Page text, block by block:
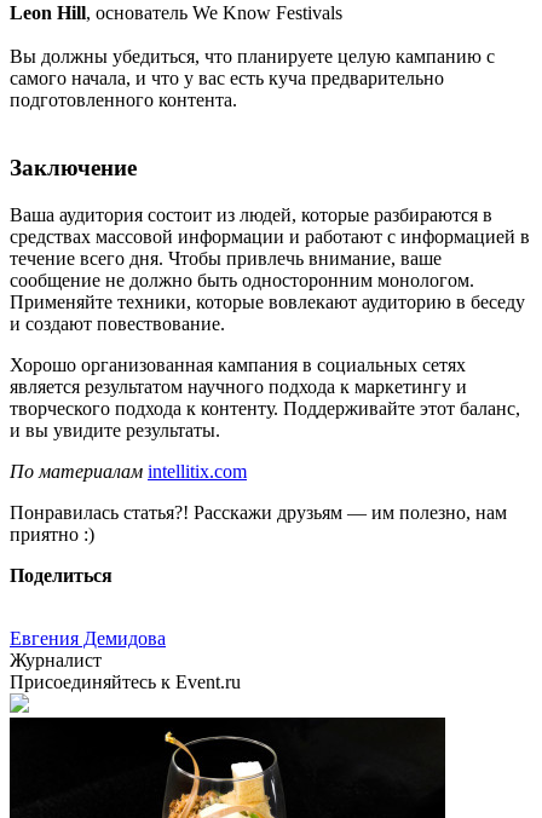
Leon Hill, основатель We Know Festivals
Вы должны убедиться, что планируете целую кампанию с
самого начала, и что у вас есть куча предварительно
подготовленного контента.
Заключение
Ваша аудитория состоит из людей, которые разбираются в
средствах массовой информации и работают с информацией в
течение всего дня. Чтобы привлечь внимание, ваше
сообщение не должно быть односторонним монологом.
Применяйте техники, которые вовлекают аудиторию в беседу
и создают повествование.
Хорошо организованная кампания в социальных сетях
является результатом научного подхода к маркетингу и
творческого подхода к контенту. Поддерживайте этот баланс,
и вы увидите результаты.
По материалам intellitix.com
Понравилась статья?! Расскажи друзьям — им полезно, нам
приятно :)
Поделиться
Евгения Демидова
Журналист
Присоединяйтесь к Event.ru